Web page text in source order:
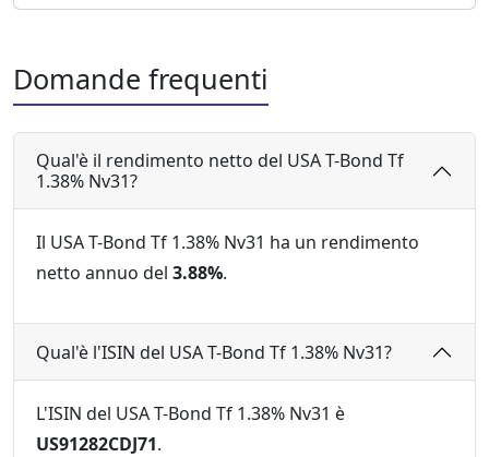
Domande frequenti
Qual'è il rendimento netto del USA T-Bond Tf
1.38% Nv31?
Il USA T-Bond Tf 1.38% Nv31 ha un rendimento
netto annuo del 3.88%.
Qual'è l'ISIN del USA T-Bond Tf 1.38% Nv31?
L'ISIN del USA T-Bond Tf 1.38% Nv31 è
US91282CDJ71.